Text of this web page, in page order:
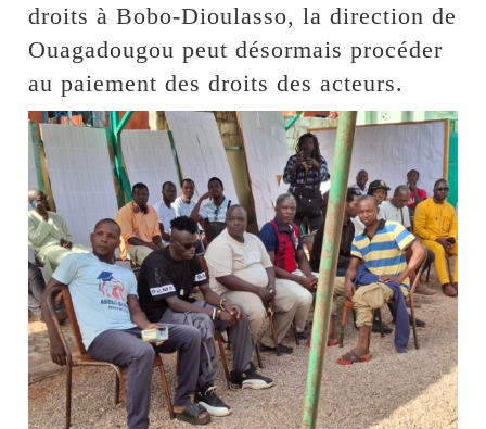
droits à Bobo-Dioulasso, la direction de
Ouagadougou peut désormais procéder
au paiement des droits des acteurs.